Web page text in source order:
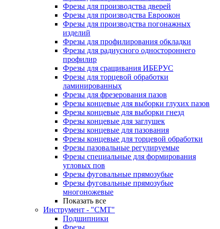
Фрезы для производства дверей
Фрезы для производства Евроокон
Фрезы для производства погонажных
изделий
Фрезы для профилирования обкладки
Фрезы для радиусного одностороннего
профилир
Фрезы для сращивания ИБЕРУС
Фрезы для торцевой обработки
ламинированных
Фрезы для фрезерования пазов
Фрезы концевые для выборки глухих пазов
Фрезы концевые для выборки гнезд
Фрезы концевые для заглушек
Фрезы концевые для пазования
Фрезы концевые для торцевой обработки
Фрезы пазовальные регулируемые
Фрезы специальные для формирования
угловых пов
Фрезы фуговальные прямозубые
Фрезы фуговальные прямозубые
многоножевые
Показать все
Инструмент - "СМТ"
Подшипники